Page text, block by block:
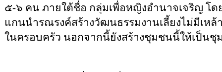
๕-๖ คน ภายใต้ชื่อ กลุ่มเพื่อหญิงอำนาจเจริญ โด
แกนนำรณรงค์สร้างวัฒนธรรมงานเลี้ยงไม่มีเห
ในครอบครัว นอกจากนี้ยังสร้างชุมชนนี้ให้เป็นชุ